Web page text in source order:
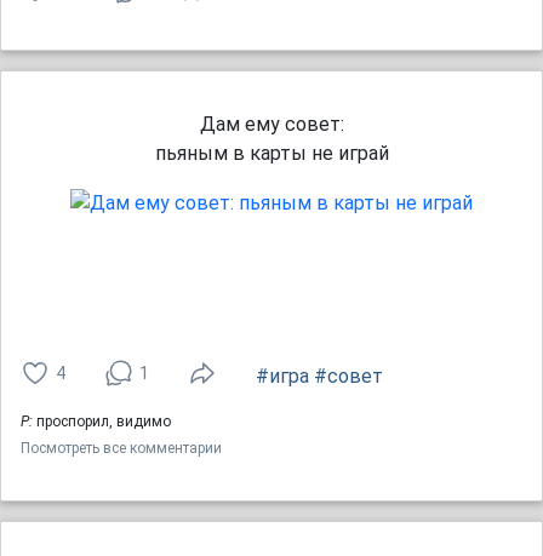
Дам ему совет:
пьяным в карты не играй
4 1 #игра #совет
Р: проспорил, видимо
Посмотреть все комментарии